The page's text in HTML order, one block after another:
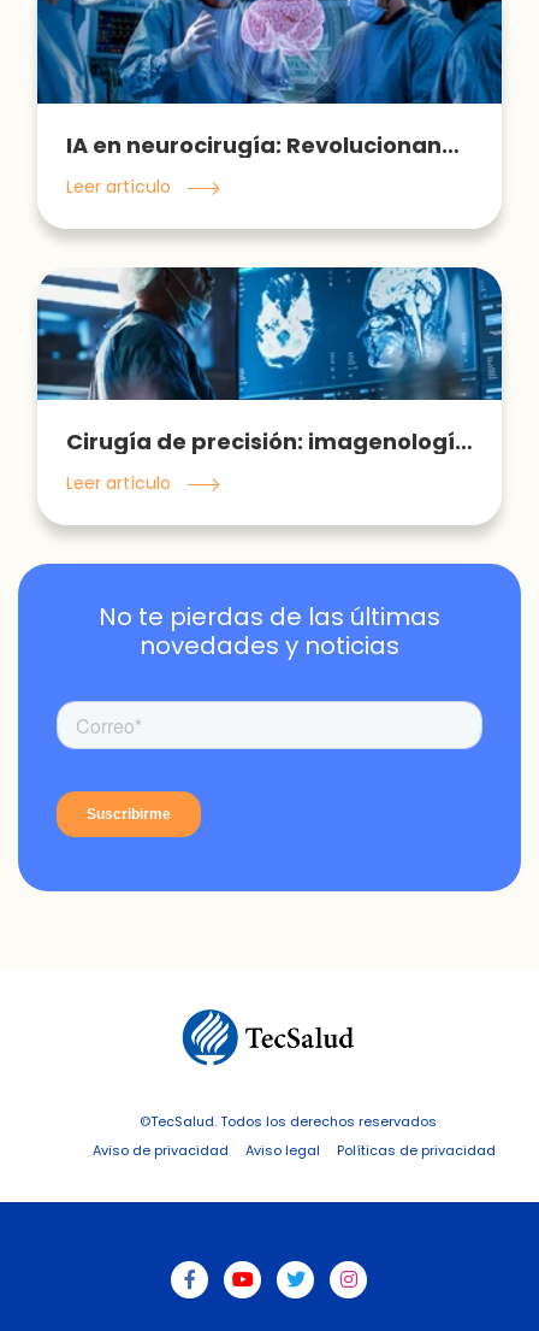
IA en neurocirugía: Revolucionando la cirugía de tumores cerebrales
Leer artículo
Cirugía de precisión: imagenología vs tumores cerebrales
Leer artículo
No te pierdas de las últimas
novedades y noticias
©TecSalud. Todos los derechos reservados
Aviso de privacidad
Aviso legal Políticas de privacidad